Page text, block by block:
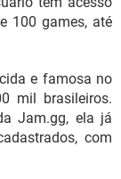
100 games, até
e famosa no
mil brasileiros.
Jam.gg, ela já
com